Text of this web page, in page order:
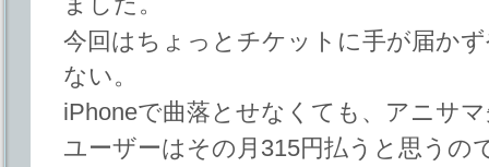
今回はちょっとチケットに手が届か
ない。
iPhoneで曲落とせなくても、アニサ
ユーザーはその月315円払うと思うの